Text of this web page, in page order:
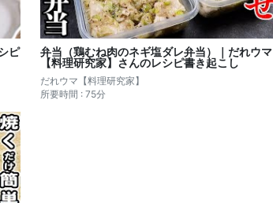
ピ
弁当（鶏むね肉のネギ塩ダレ弁当）｜だれウマ
【料理研究家】さんのレシピ書き起こし
だれウマ【料理研究家】
所要時間 : 75分